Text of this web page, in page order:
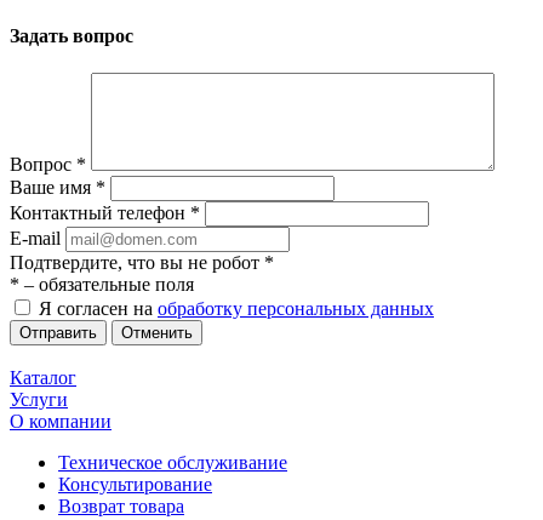
Задать вопрос
Вопрос *
Ваше имя *
Контактный телефон *
E-mail
Подтвердите, что вы не робот *
* – обязательные поля
Я согласен на обработку персональных данных
Отменить
Каталог
Услуги
О компании
Техническое обслуживание
Консультирование
Возврат товара